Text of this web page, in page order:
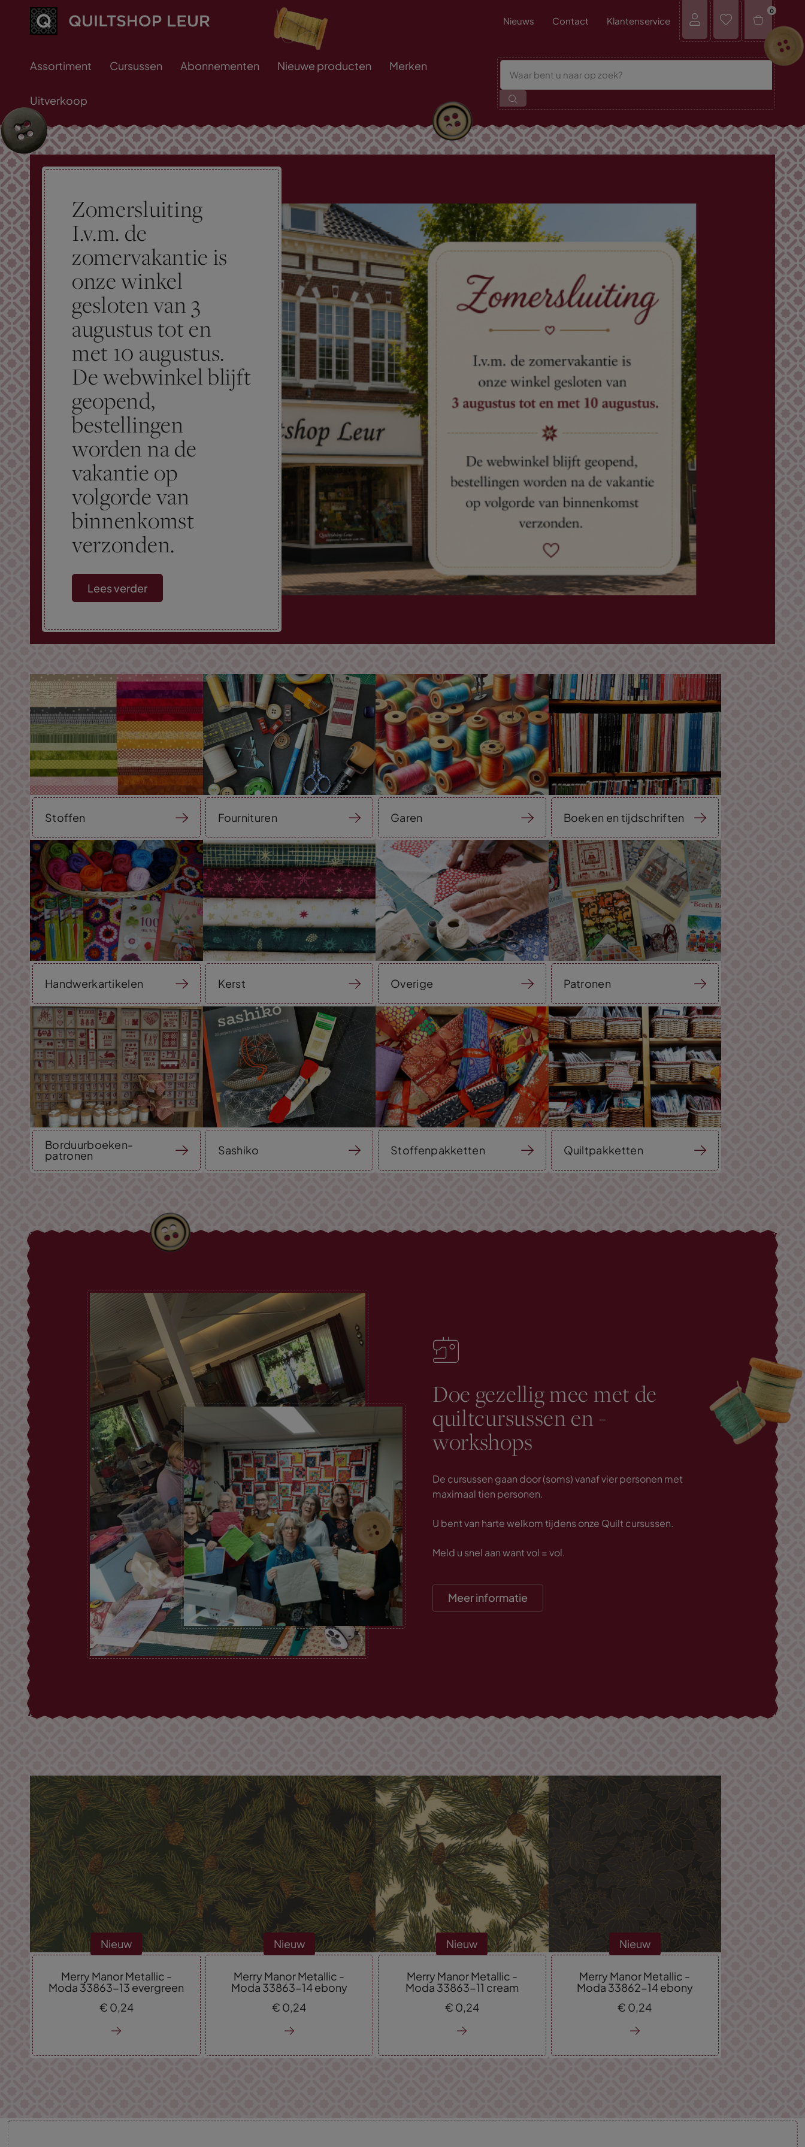
Nieuws Contact Klantenservice
0
Assortiment Cursussen Abonnementen Nieuwe producten Merken
Uitverkoop
Zomersluiting
I.v.m. de
zomervakantie is
onze winkel
gesloten van 3
augustus tot en
met 10 augustus.
De webwinkel blijft
geopend,
bestellingen
worden na de
vakantie op
volgorde van
binnenkomst
verzonden.
Lees verder
Stoffen Fournituren Garen Boeken en tijdschriften
Handwerkartikelen Kerst Overige Patronen
Borduurboeken-
patronen Sashiko Stoffenpakketten Quiltpakketten
Doe gezellig mee met de
quiltcursussen en -
workshops
De cursussen gaan door (soms) vanaf vier personen met
maximaal tien personen.
U bent van harte welkom tijdens onze Quilt cursussen.
Meld u snel aan want vol = vol.
Meer informatie
Nieuw
Merry Manor Metallic -
Moda 33863-13 evergreen
€ 0,24
Nieuw
Merry Manor Metallic -
Moda 33863-14 ebony
€ 0,24
Nieuw
Merry Manor Metallic -
Moda 33863-11 cream
€ 0,24
Nieuw
Merry Manor Metallic -
Moda 33862-14 ebony
€ 0,24